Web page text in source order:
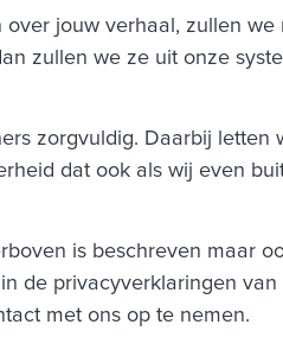
jouw verhaal, zullen we
zullen we ze uit onze
zorgvuldig. Daarbij letten
dat ook als wij even
is beschreven maar
de privacyverklaringen van
met ons op te nemen.